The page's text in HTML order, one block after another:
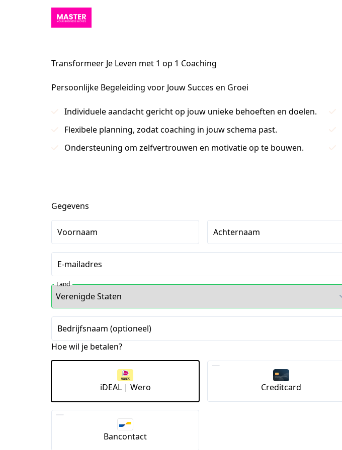
Transformeer Je Leven met 1 op 1 Coaching
Persoonlijke Begeleiding voor Jouw Succes en Groei
Individuele aandacht gericht op jouw unieke behoeften en doelen.
Flexibele planning, zodat coaching in jouw schema past.
Ondersteuning om zelfvertrouwen en motivatie op te bouwen.
Gegevens
Voornaam Achternaam
E-mailadres
Land
Bedrijfsnaam (optioneel)
Hoe wil je betalen?
iDEAL | Wero Creditcard
Bancontact